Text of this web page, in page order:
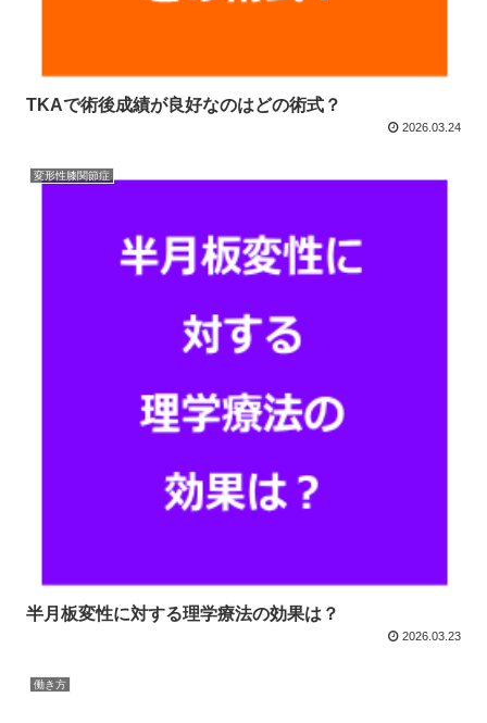
TKAで術後成績が良好なのはどの術式？
2026.03.24
変形性膝関節症
半月板変性に対する理学療法の効果は？
2026.03.23
働き方